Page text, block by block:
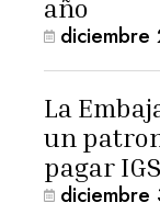
año
La
un
pagar